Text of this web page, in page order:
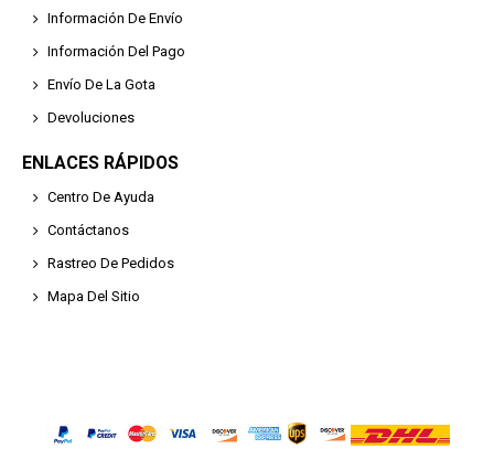
Información De Envío
Información Del Pago
Envío De La Gota
Devoluciones
ENLACES RÁPIDOS
Centro De Ayuda
Contáctanos
Rastreo De Pedidos
Mapa Del Sitio